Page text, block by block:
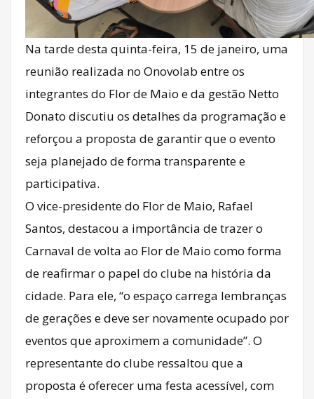
Na tarde desta quinta-feira, 15 de janeiro, uma
reunião realizada no Onovolab entre os
integrantes do Flor de Maio e da gestão Netto
Donato discutiu os detalhes da programação e
reforçou a proposta de garantir que o evento
seja planejado de forma transparente e
participativa.
O vice-presidente do Flor de Maio, Rafael
Santos, destacou a importância de trazer o
Carnaval de volta ao Flor de Maio como forma
de reafirmar o papel do clube na história da
cidade. Para ele, “o espaço carrega lembranças
de gerações e deve ser novamente ocupado por
eventos que aproximem a comunidade”. O
representante do clube ressaltou que a
proposta é oferecer uma festa acessível, com